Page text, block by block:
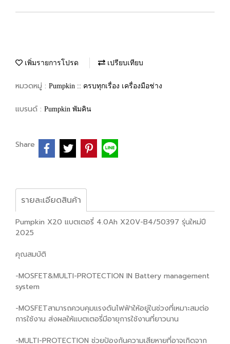
เพิ่มรายการโปรด เปรียบเทียบ
หมวดหมู่ : Pumpkin :: ครบทุกเรื่อง เครื่องมือช่าง
แบรนด์ : Pumpkin พัมคิน
Share
รายละเอียดสินค้า
Pumpkin X20 แบตเตอรี่ 4.0Ah X20V-B4/50397 รุ่นใหม่ปี
2025
คุณสมบัติ
-MOSFET&MULTI-PROTECTION IN Battery management
system
-MOSFETสามารถควบคุมแรงดันไฟฟ้าให้อยู่ในช่วงที่เหมาะสมต่อ
การใช้งาน ส่งผลให้แบตเตอรี่มีอายุการใช้งานที่ยาวนาน
-MULTI-PROTECTION ช่วยป้องกันความเสียหายที่อาจเกิดจาก